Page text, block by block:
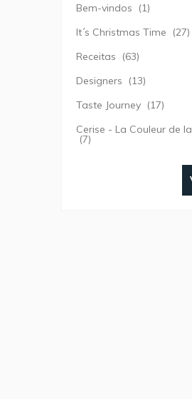
Bem-vindos
(1)
It´s Christmas Time
(27)
Receitas
(63)
Designers
(13)
Taste Journey (17)
Cerise - La Couleur de
(7)